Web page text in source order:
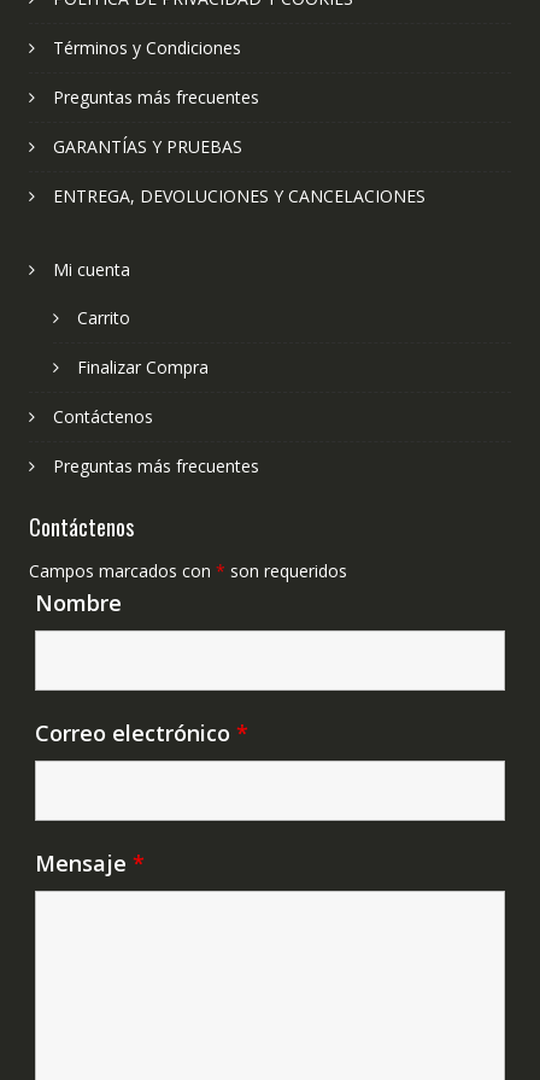
Términos y Condiciones
Preguntas más frecuentes
GARANTÍAS Y PRUEBAS
ENTREGA, DEVOLUCIONES Y CANCELACIONES
Mi cuenta
Carrito
Finalizar Compra
Contáctenos
Preguntas más frecuentes
Contáctenos
Campos marcados con * son requeridos
Nombre
Correo electrónico *
Mensaje *